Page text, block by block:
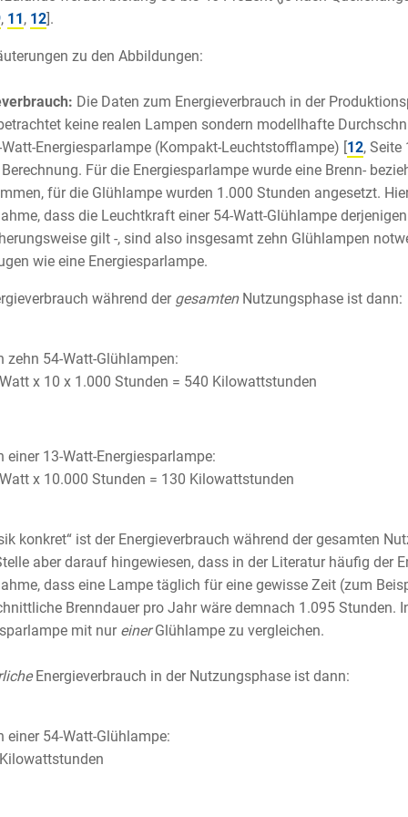
, 11 , 12].
zu den Abbildungen:
Die Daten zum Energieverbrauch in der
keine realen Lampen sondern modellhafte
Energiesparlampe (Kompakt-Leuchtstofflampe) [12, Seite
Für die Energiesparlampe wurde eine Brenn-
für die Glühlampe wurden 1.000 Stunden angesetzt.
dass die Leuchtkraft einer 54-Watt-Glühlampe
gilt -, sind also insgesamt zehn Glühlampen
wie eine Energiesparlampe.
während der gesamtenNutzungsphase ist dann:
zehn 54-Watt-Glühlampen:
x 10 x 1.000 Stunden = 540 Kilowattstunden
einer 13-Watt-Energiesparlampe:
x 10.000 Stunden = 130 Kilowattstunden
konkret“ ist der Energieverbrauch während der gesamten
aber darauf hingewiesen, dass in der Literatur häufig der
dass eine Lampe täglich für eine gewisse Zeit (zum
Brenndauer pro Jahr wäre demnach 1.095 Stunden.
mit nur einerGlühlampe zu vergleichen.
Energieverbrauch in der Nutzungsphase ist dann:
einer 54-Watt-Glühlampe: